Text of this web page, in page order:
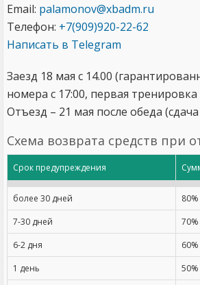
Email: palamonov@xbadm.ru
Телефон: +7(909)920-22-62
Написать в Telegram
Заезд 18 мая с 14.00
номера с 17:00, первая тренировка
Отъезд – 21 мая после обеда
Схема возврата средств при
Срок предупреждения
более 30 дней
80%
7-30 дней
70%
6-2 дня
60%
1 день
50%